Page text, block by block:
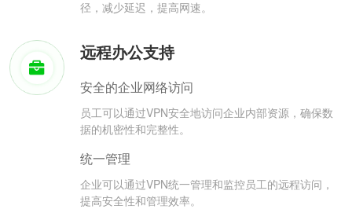
径，减少延迟，提高网速。
远程办公支持
安全的企业网络访问
员工可以通过VPN安全地访问企业内部资源，确保数
据的机密性和完整性。
统一管理
企业可以通过VPN统一管理和监控员工的远程访问，
提高安全性和管理效率。